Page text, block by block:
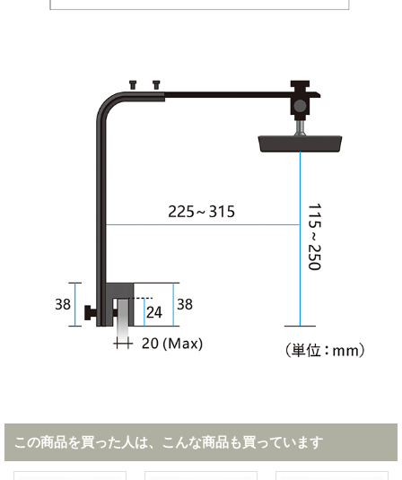
この商品を買った人は、こんな商品も買っています